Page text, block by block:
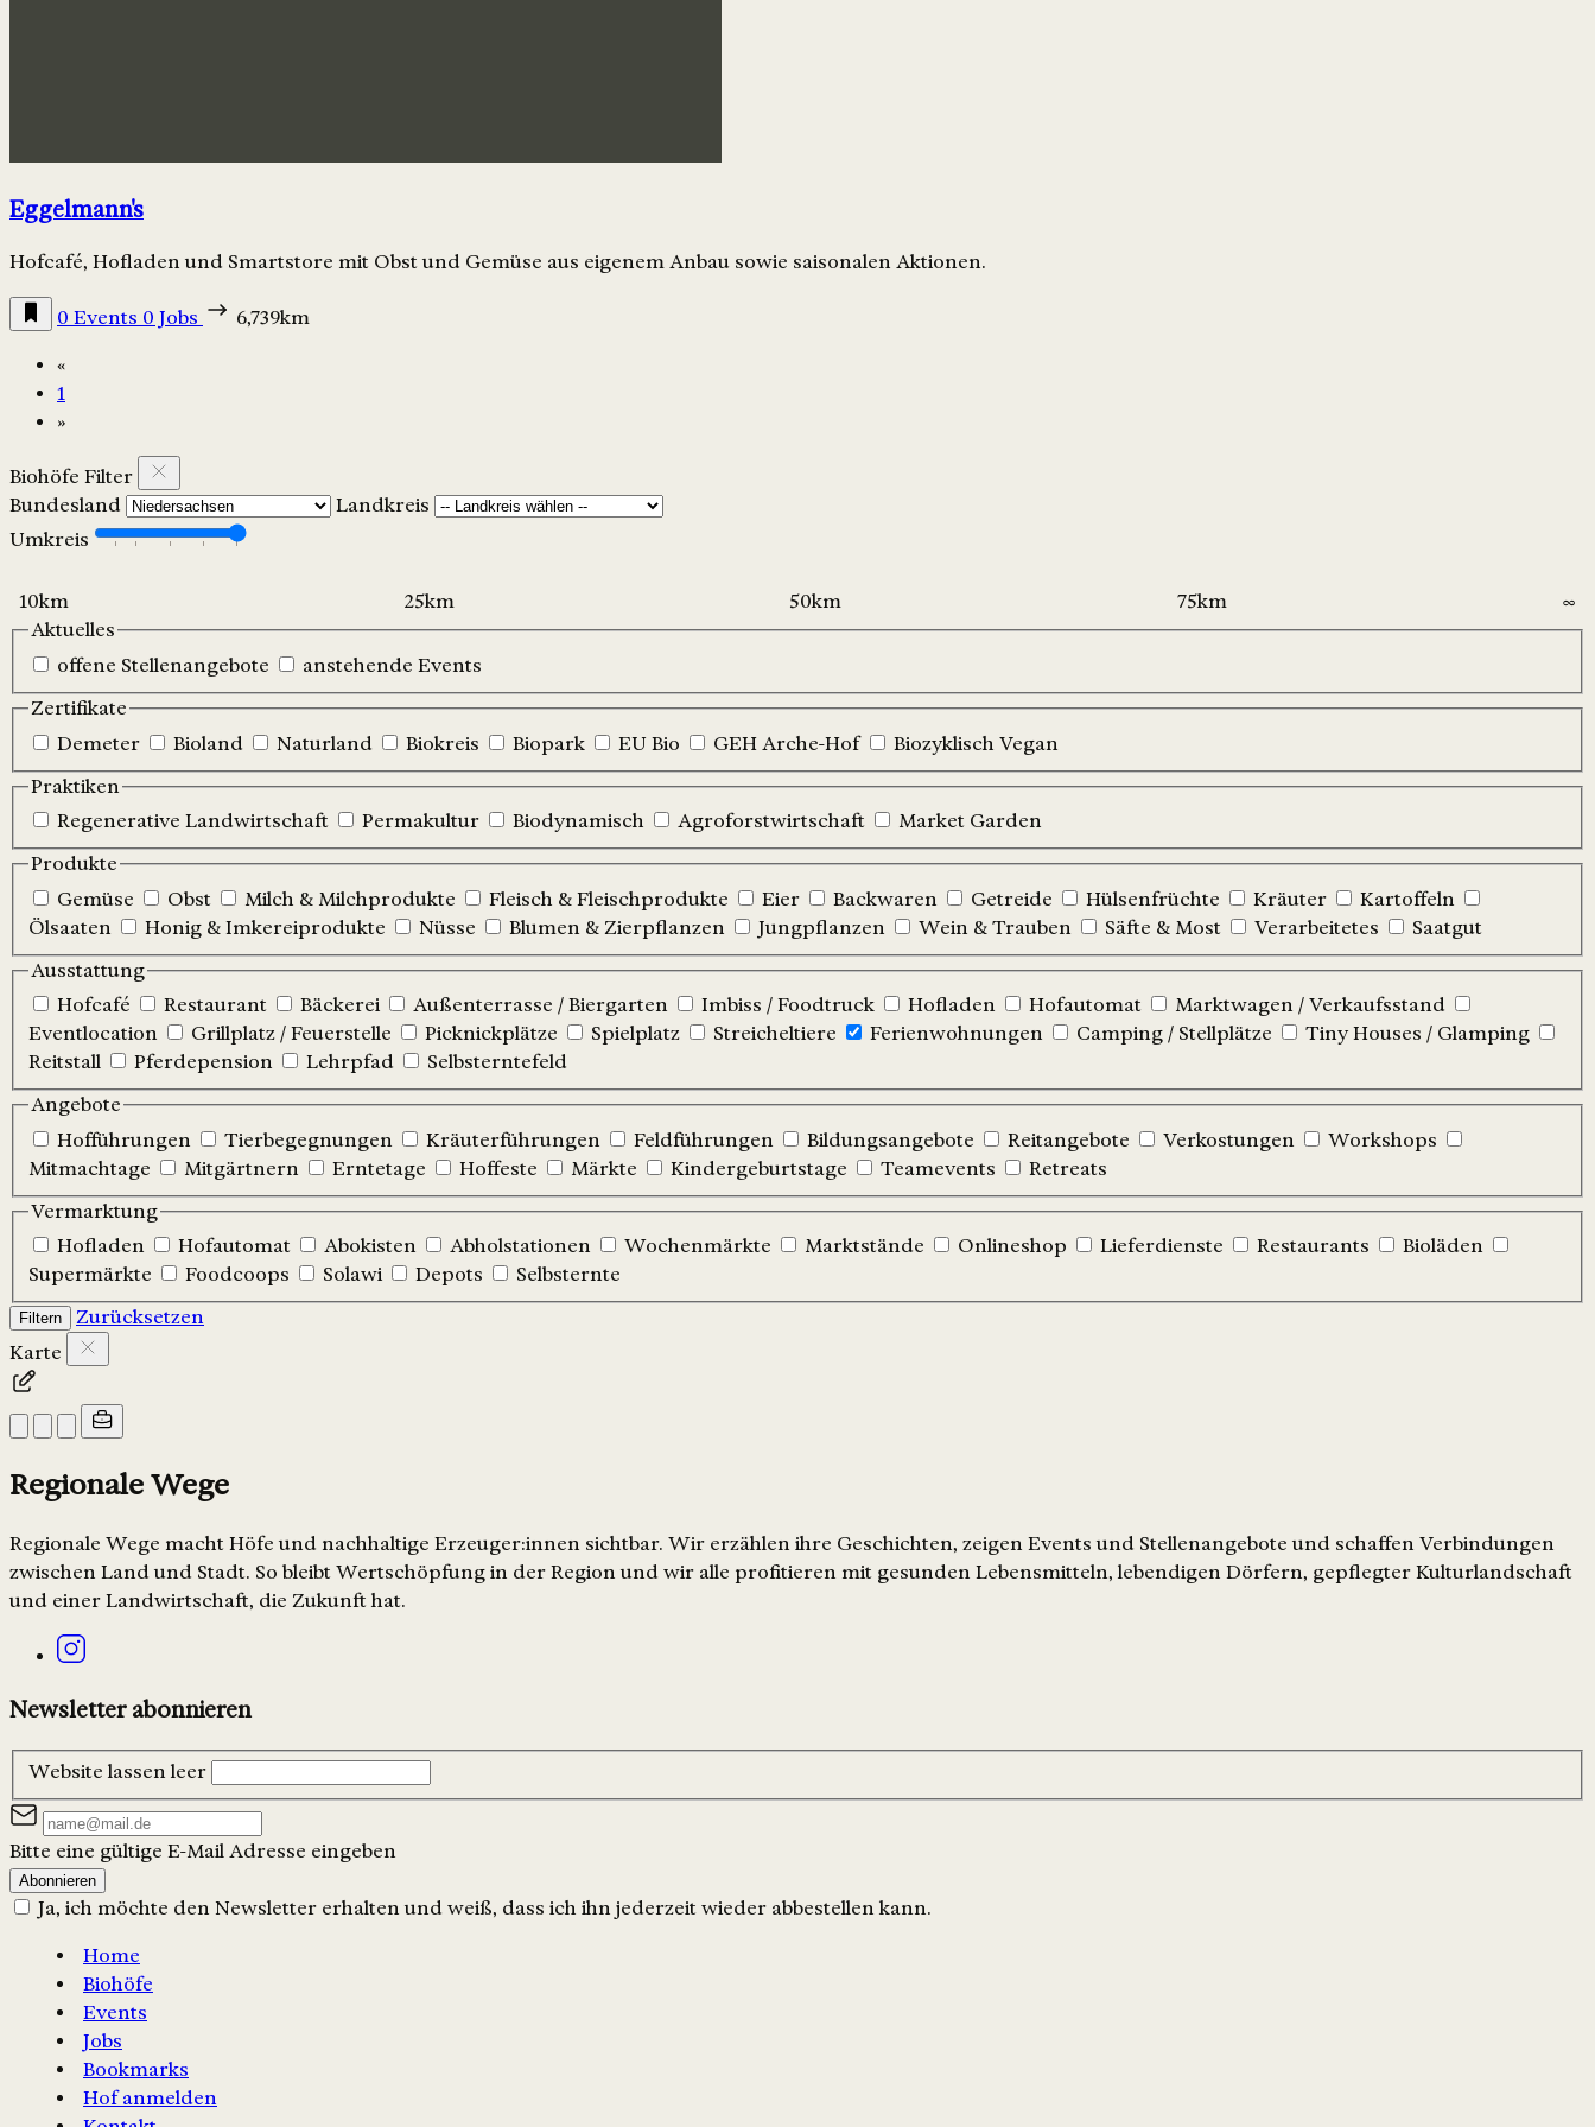
Eggelmann's
Hofcafé, Hofladen und Smartstore mit Obst und Gemüse aus eigenem Anbau sowie saisonalen Aktionen.
0 Events 0 Jobs 6,739km
«
1
»
Biohöfe Filter
Bundesland
Landkreis
Umkreis
Aktuelles
offene Stellenangebote
anstehende Events
Zertifikate
Demeter
Bioland Naturland Biokreis Biopark EU Bio GEH Arche-Hof
Biozyklisch Vegan
Praktiken
Regenerative Landwirtschaft
Permakultur Biodynamisch Agroforstwirtschaft
Market Garden
Produkte
Gemüse
Obst Milch & Milchprodukte Fleisch & Fleischprodukte Eier Backwaren Getreide Hülsenfrüchte Kräuter
Kartoffeln
Ölsaaten
Honig & Imkereiprodukte Nüsse Blumen & Zierpflanzen Jungpflanzen Wein & Trauben Säfte & Most Verarbeitetes
Saatgut
Ausstattung
Hofcafé
Restaurant Bäckerei Außenterrasse / Biergarten Imbiss / Foodtruck Hofladen Hofautomat
Marktwagen / Verkaufsstand
Eventlocation
Grillplatz / Feuerstelle Picknickplätze Spielplatz Streicheltiere Ferienwohnungen Camping / Stellplätze
Tiny Houses / Glamping
Reitstall
Pferdepension Lehrpfad
Selbsterntefeld
Angebote
Hofführungen
Tierbegegnungen Kräuterführungen Feldführungen Bildungsangebote Reitangebote Verkostungen
Workshops
Mitmachtage
Mitgärtnern Erntetage Hoffeste Märkte Kindergeburtstage Teamevents
Retreats
Vermarktung
Hofladen
Hofautomat Abokisten Abholstationen Wochenmärkte Marktstände Onlineshop Lieferdienste Restaurants
Bioläden
Supermärkte
Foodcoops Solawi Depots Selbsternte
Filtern
Zurücksetzen
Karte
Regionale Wege
Regionale Wege macht Höfe und nachhaltige Erzeuger:innen sichtbar. Wir erzählen ihre Geschichten, zeigen Events und Stellenangebote und schaffen Verbindungen
zwischen Land und Stadt. So bleibt Wertschöpfung in der Region und wir alle profitieren mit gesunden Lebensmitteln, lebendigen Dörfern, gepflegter Kulturlandschaft
und einer Landwirtschaft, die Zukunft hat.
Newsletter abonnieren
Website lassen leer
Bitte eine gültige E-Mail Adresse eingeben
Abonnieren
Ja, ich möchte den Newsletter erhalten und weiß, dass ich ihn jederzeit wieder abbestellen kann.
Home
Biohöfe
Events
Jobs
Bookmarks
Hof anmelden